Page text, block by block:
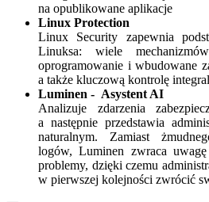
na opublikowane aplikacje
Linux Protection
Linux Security zapewnia
Linuksa: wiele
oprogramowanie i wbudowane
a także kluczową kontrolę
Luminen - Asystent AI
Analizuje zdarzenia
a następnie przedstawia
naturalnym. Zamiast
logów, Luminen zwraca
problemy, dzięki czemu
w pierwszej kolejności zwrócić